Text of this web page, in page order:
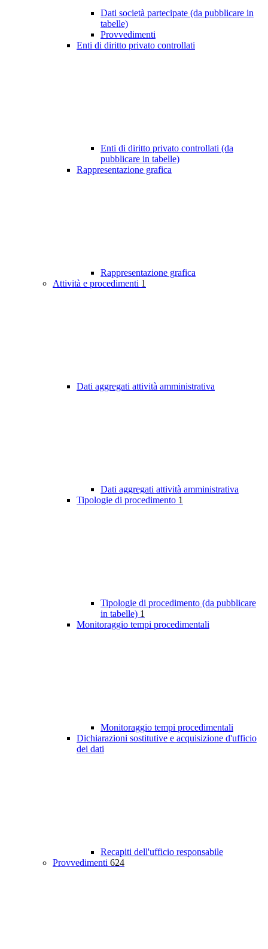
Dati società partecipate (da pubblicare in
tabelle)
Provvedimenti
Enti di diritto privato controllati
Enti di diritto privato controllati (da
pubblicare in tabelle)
Rappresentazione grafica
Rappresentazione grafica
Attività e procedimenti 1
Dati aggregati attività amministrativa
Dati aggregati attività amministrativa
Tipologie di procedimento 1
Tipologie di procedimento (da pubblicare
in tabelle) 1
Monitoraggio tempi procedimentali
Monitoraggio tempi procedimentali
Dichiarazioni sostitutive e acquisizione d'ufficio
dei dati
Recapiti dell'ufficio responsabile
Provvedimenti 624